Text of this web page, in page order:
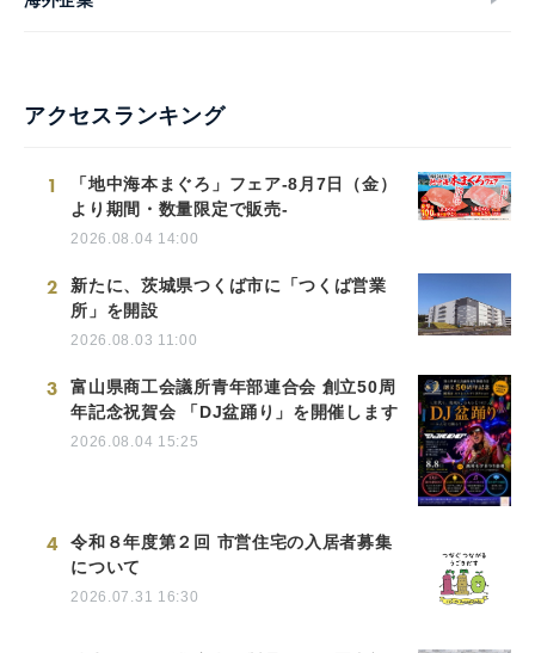
アクセスランキング
1
「地中海本まぐろ」フェア-8月7日（金）
より期間・数量限定で販売-
2026.08.04 14:00
2
新たに、茨城県つくば市に「つくば営業
所」を開設
2026.08.03 11:00
3
富山県商工会議所青年部連合会 創立50周
年記念祝賀会 「DJ盆踊り」を開催します
2026.08.04 15:25
4
令和８年度第２回 市営住宅の入居者募集
について
2026.07.31 16:30